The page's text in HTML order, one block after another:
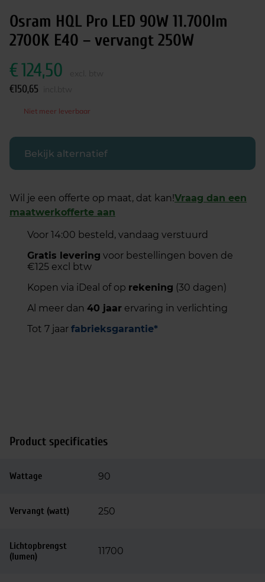
Osram HQL Pro LED 90W 11.700lm
2700K E40 – vervangt 250W
€124,50
€150,65
Niet meer leverbaar
Bekijk alternatief
Wil je een offerte op maat, dat kan!Vraag dan een
maatwerkofferte aan
Voor 14:00 besteld, vandaag verstuurd
Gratis levering voor bestellingen boven de
€125 excl btw
Kopen via iDeal of op rekening (30 dagen)
Al meer dan 40 jaar ervaring in verlichting
Tot 7 jaar fabrieksgarantie*
Product specificaties
Wattage 90
Vervangt (watt) 250
Lichtopbrengst
(lumen)
11700